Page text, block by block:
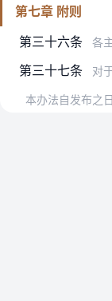
第七章 附则
第三十六条
各主责单
第三十七条 对于地